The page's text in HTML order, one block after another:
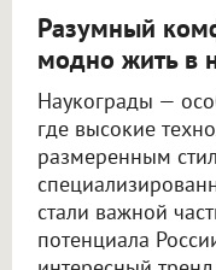
Разумный
модно жить в
Наукограды —
где высокие
размеренным
стали важной
потенциала